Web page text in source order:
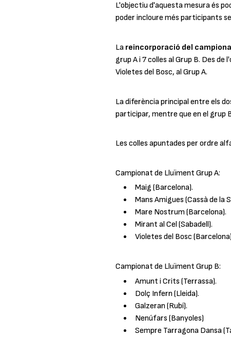
L'objectiu d'aquesta mesura és
poder incloure més participants
La reincorporació del
grup A i 7 colles al Grup B. Des
Violetes del Bosc, al Grup A.
La diferència principal entre els
participar, mentre que en el grup
Les colles apuntades per ordre
Campionat de Lluïment Grup A:
Maig (Barcelona).
Mans Amigues (Cassà de la
Mare Nostrum (Barcelona).
Mirant al Cel (Sabadell).
Violetes del Bosc
Campionat de Lluïment Grup B:
Amunt i Crits (Terrassa).
Dolç Infern (Lleida).
Galzeran (Rubí).
Nenúfars (Banyoles)
Sempre Tarragona Dansa